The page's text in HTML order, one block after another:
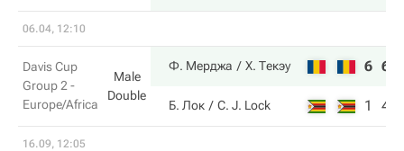
06.04, 12:10
Davis Cup
Group 2 -
Europe/Africa
Male
Double
Ф. Мерджа Х. Текэу 6 6
Б. Лок C. J. Lock 1 4
16.09, 12:05